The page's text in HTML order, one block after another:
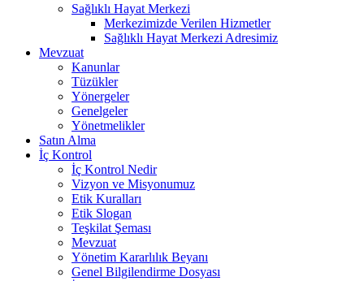
Sağlıklı Hayat Merkezi
Merkezimizde Verilen Hizmetler
Sağlıklı Hayat Merkezi Adresimiz
Mevzuat
Kanunlar
Tüzükler
Yönergeler
Genelgeler
Yönetmelikler
Satın Alma
İç Kontrol
İç Kontrol Nedir
Vizyon ve Misyonumuz
Etik Kuralları
Etik Slogan
Teşkilat Şeması
Mevzuat
Yönetim Kararlılık Beyanı
Genel Bilgilendirme Dosyası